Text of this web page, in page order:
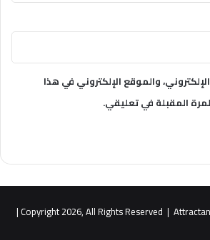
والموقع الإلكتروني في هذا
المقبلة في تعليقي.
|